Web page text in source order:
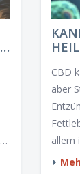
CBD
aber
allem
bei